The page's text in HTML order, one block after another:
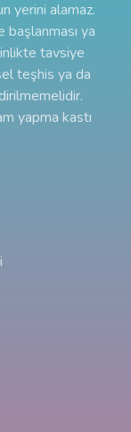
yerini alamaz.
başlanması ya
tavsiye
teşhis ya da
yapma kastı